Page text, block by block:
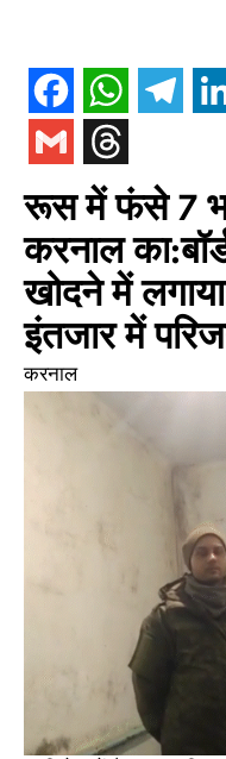
रूस में फंसे 7
करनाल
खोदने में
इंतजार में
करनाल